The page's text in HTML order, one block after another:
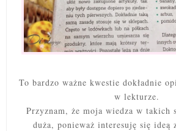
To bardzo ważne kwestie dokładnie
w lekturze.
Przyznam, że moja wiedza w takich
duża, ponieważ interesuję się ideą